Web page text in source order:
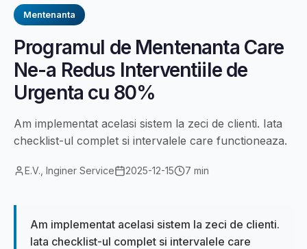
Mentenanta
Programul de Mentenanta Care
Ne-a Redus Interventiile de
Urgenta cu 80%
Am implementat acelasi sistem la zeci de clienti. Iata
checklist-ul complet si intervalele care functioneaza.
E.V., Inginer Service 2025-12-15 7 min
Am implementat acelasi sistem la zeci de clienti.
Iata checklist-ul complet si intervalele care